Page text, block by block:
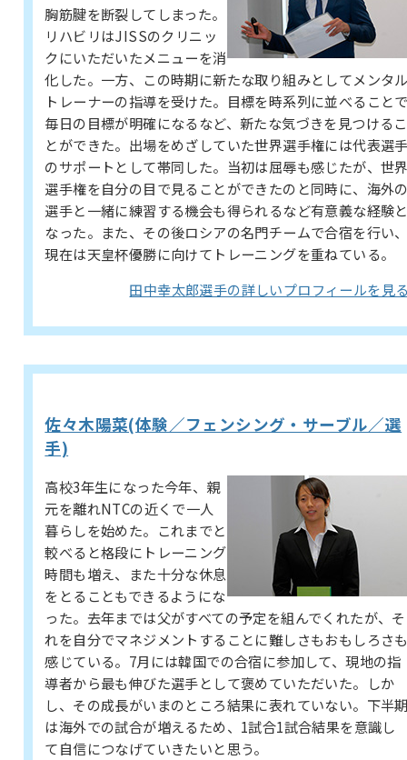
胸筋腱を断裂してしまった。
リハビリはJISSのクリニッ
クにいただいたメニューを消
化した。一方、この時期に新たな取り組みとしてメンタ
トレーナーの指導を受けた。目標を時系列に並べること
毎日の目標が明確になるなど、新たな気づきを見つけるこ
とができた。出場をめざしていた世界選手権には代表選
のサポートとして帯同した。当初は屈辱も感じたが、世
選手権を自分の目で見ることができたのと同時に、海外
選手と一緒に練習する機会も得られるなど有意義な経験
なった。また、その後ロシアの名門チームで合宿を行い
現在は天皇杯優勝に向けてトレーニングを重ねている。
田中幸太郎選手の詳しいプロフィールを見
佐々木陽菜(体験／フェンシング・サーブル／選
手)
高校3年生になった今年、親
元を離れNTCの近くで一人
暮らしを始めた。これまでと
較べると格段にトレーニング
時間も増え、また十分な休息
をとることもできるようにな
った。去年までは父がすべての予定を組んでくれたが、そ
れを自分でマネジメントすることに難しさもおもしろさ
感じている。7月には韓国での合宿に参加して、現地の指
導者から最も伸びた選手として褒めていただいた。しか
し、その成長がいまのところ結果に表れていない。下半
は海外での試合が増えるため、1試合1試合結果を意識し
て自信につなげていきたいと思う。